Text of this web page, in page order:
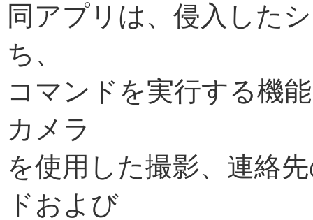
同アプリは、侵入した
ち、
コマンドを実行する機
カメラ
を使用した撮影、連絡
ドおよび